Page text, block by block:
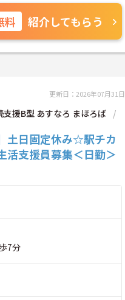
料 紹介してもらう
更新日：2026年07月31日
援B型 あすなろ まほろば
土日固定休み☆駅チカ
支援員募集＜日勤＞
7分